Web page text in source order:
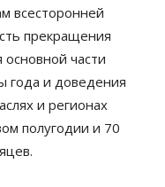
всесторонней
прекращения
основной части
года и доведения
и регионах
полугодии и 70